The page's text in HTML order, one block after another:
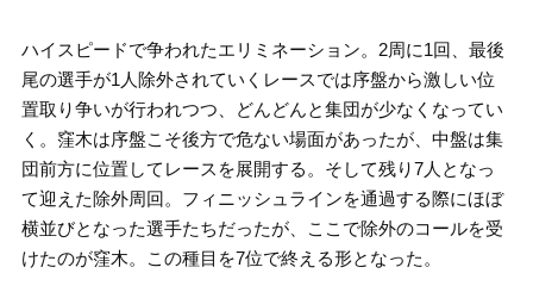
ハイスピードで争われたエリミネーション。2周に1回、最後
尾の選手が1人除外されていくレースでは序盤から激しい位
置取り争いが行われつつ、どんどんと集団が少なくなってい
く。窪木は序盤こそ後方で危ない場面があったが、中盤は集
団前方に位置してレースを展開する。そして残り7人となっ
て迎えた除外周回。フィニッシュラインを通過する際にほぼ
横並びとなった選手たちだったが、ここで除外のコールを受
けたのが窪木。この種目を7位で終える形となった。